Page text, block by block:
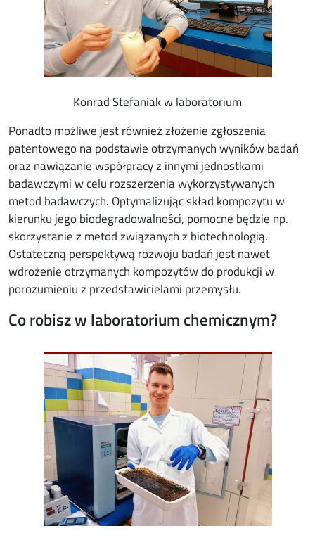
Konrad Stefaniak w laboratorium
Ponadto możliwe jest również złożenie zgłoszenia
patentowego na podstawie otrzymanych wyników badań
oraz nawiązanie współpracy z innymi jednostkami
badawczymi w celu rozszerzenia wykorzystywanych
metod badawczych. Optymalizując skład kompozytu w
kierunku jego biodegradowalności, pomocne będzie np.
skorzystanie z metod związanych z biotechnologią.
Ostateczną perspektywą rozwoju badań jest nawet
wdrożenie otrzymanych kompozytów do produkcji w
porozumieniu z przedstawicielami przemysłu.
Co robisz w laboratorium chemicznym?